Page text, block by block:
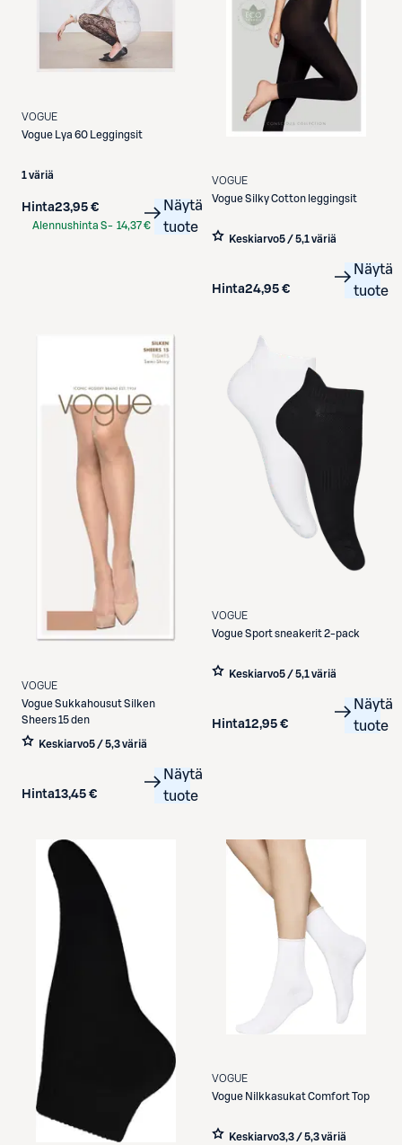
VOGUE
Vogue
Lya 60 Leggingsit
1 väriä
Hinta23,95 €
Alennushinta S- 14,37 €
Näytä
tuote
VOGUE
VogueSilky Cotton leggingsit
Keskiarvo5 / 5,1 väriä
Hinta24,95 €
Näytä
tuote
VOGUE
VogueSukkahousut Silken
Sheers 15 den
Keskiarvo5 / 5,3 väriä
Hinta13,45 €
Näytä
tuote
VOGUE
VogueSport sneakerit 2-pack
Keskiarvo5 / 5,1 väriä
Hinta12,95 €
Näytä
tuote
VOGUE
Vogue Nilkkasukat Comfort Top
Keskiarvo3,3 / 5,3 väriä